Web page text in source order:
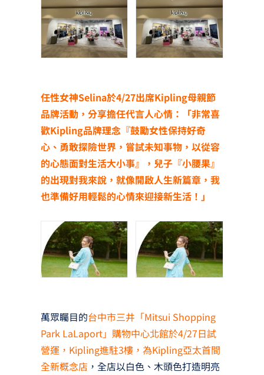
任性女神Selina於4/27出席Kipling母親節
品牌活動，分享擔任代言人心情：「非常喜
歡Kipling品牌理念『鼓勵女性保持好奇
心、勇敢探險世界，嘗試未知事物，以從容
的心態面對生活大小事』，兒子『小腰果』
的出現對我來說，就像開啟人生新篇章，我
也準備好用輕鬆的心情來迎接新生活！」
萬眾矚目的台中市三井「Mitsui Shopping
Park LaLaport」購物中心北館於4/27日試
營運，Kipling進駐3樓，為Kipling亞太首間
全新概念店 ，全店以白色、木頭色打造明亮